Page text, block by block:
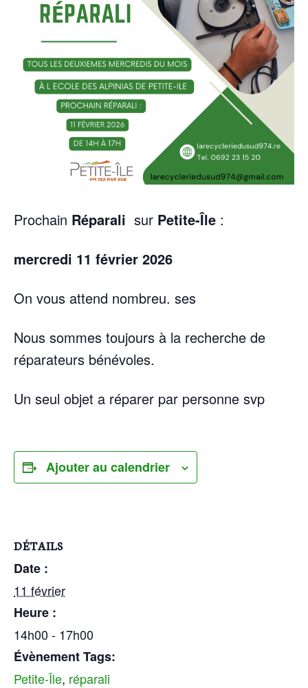
Prochain Réparali sur Petite-Île :
mercredi 11 février 2026
On vous attend nombreu. ses
Nous sommes toujours à la recherche de
réparateurs bénévoles.
Un seul objet a réparer par personne svp
Ajouter au calendrier
DÉTAILS
Date :
11 février
Heure :
14h00 - 17h00
Évènement Tags:
Petite-Île, réparali